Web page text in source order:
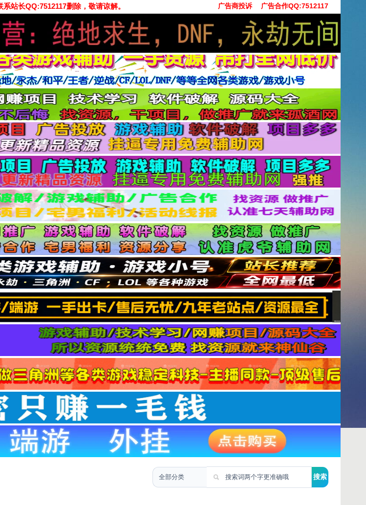
站长QQ:7512117删除，敬请谅解。 广告商投诉 广告合作QQ:7512117